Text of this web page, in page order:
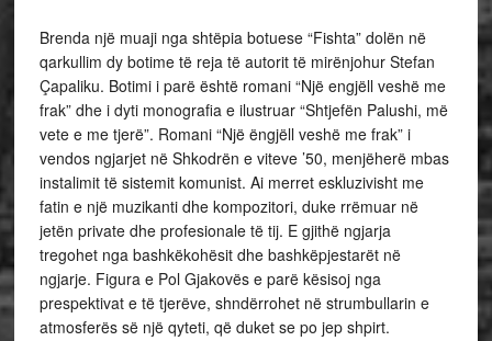
Brenda një muaji nga shtëpia botuese “Fishta” dolën në
qarkullim dy botime të reja të autorit të mirënjohur Stefan
Çapaliku. Botimi i parë është romani “Një engjëll veshë me
frak” dhe i dyti monografia e ilustruar “Shtjefën Palushi, më
vete e me tjerë”. Romani “Një ëngjëll veshë me frak” i
vendos ngjarjet në Shkodrën e viteve ’50, menjëherë mbas
instalimit të sistemit komunist. Ai merret eskluzivisht me
fatin e një muzikanti dhe kompozitori, duke rrëmuar në
jetën private dhe profesionale të tij. E gjithë ngjarja
tregohet nga bashkëkohësit dhe bashkëpjestarët në
ngjarje. Figura e Pol Gjakovës e parë kësisoj nga
prespektivat e të tjerëve, shndërrohet në strumbullarin e
atmosferës së një qyteti, që duket se po jep shpirt.